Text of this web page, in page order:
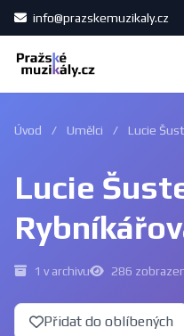
info@prazskemuzikaly.cz
Úvod / Umělci / Lucie
Lucie
1 v archivu 286
Přidat do oblíbených